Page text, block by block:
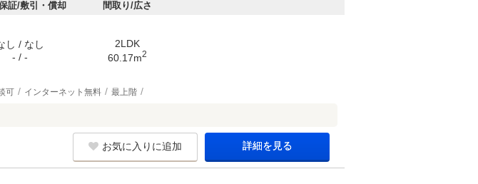
証/敷引・償却 間取り/広さ
し / なし
- / -
2LDK
60.17m2
可 インターネット無料 最上階
お気に入りに追加 詳細を見る